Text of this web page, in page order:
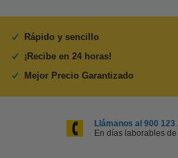
Rápido y sencillo
¡Recibe en 24 horas!
Mejor Precio Garantizado
Llámanos al 900 123
En días laborables